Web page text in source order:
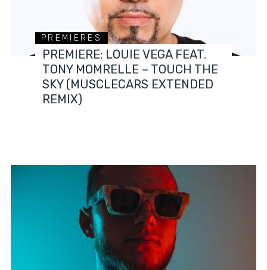
PREMIERES
PREMIERE: LOUIE VEGA FEAT.
TONY MOMRELLE – TOUCH THE
SKY (MUSCLECARS EXTENDED
REMIX)